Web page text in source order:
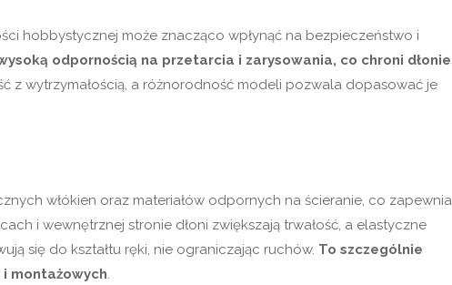
hobbystycznej może znacząco wpłynąć na bezpieczeństwo i
odpornością na przetarcia i zarysowania, co chroni dłonie
z wytrzymałością, a różnorodność modeli pozwala dopasować je
włókien oraz materiałów odpornych na ścieranie, co zapewnia
i wewnętrznej stronie dłoni zwiększają trwałość, a elastyczne
się do kształtu ręki, nie ograniczając ruchów. To szczególnie
montażowych